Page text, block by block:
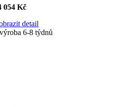
054 Kč
detail
6-8 týdnů